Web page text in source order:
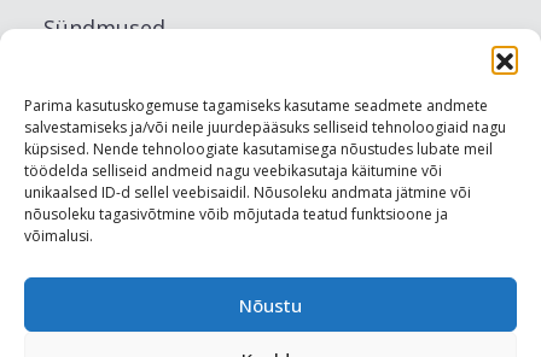
Parima kasutuskogemuse tagamiseks kasutame seadmete andmete
salvestamiseks ja/või neile juurdepääsuks selliseid tehnoloogiaid nagu
küpsised. Nende tehnoloogiate kasutamisega nõustudes lubate meil
töödelda selliseid andmeid nagu veebikasutaja käitumine või
unikaalsed ID-d sellel veebisaidil. Nõusoleku andmata jätmine või
nõusoleku tagasivõtmine võib mõjutada teatud funktsioone ja
võimalusi.
Nõustu
Sündmused
Maitseelamused
Vaatamisväärsused
Visit Tallinn
Turismiprofessionaalile